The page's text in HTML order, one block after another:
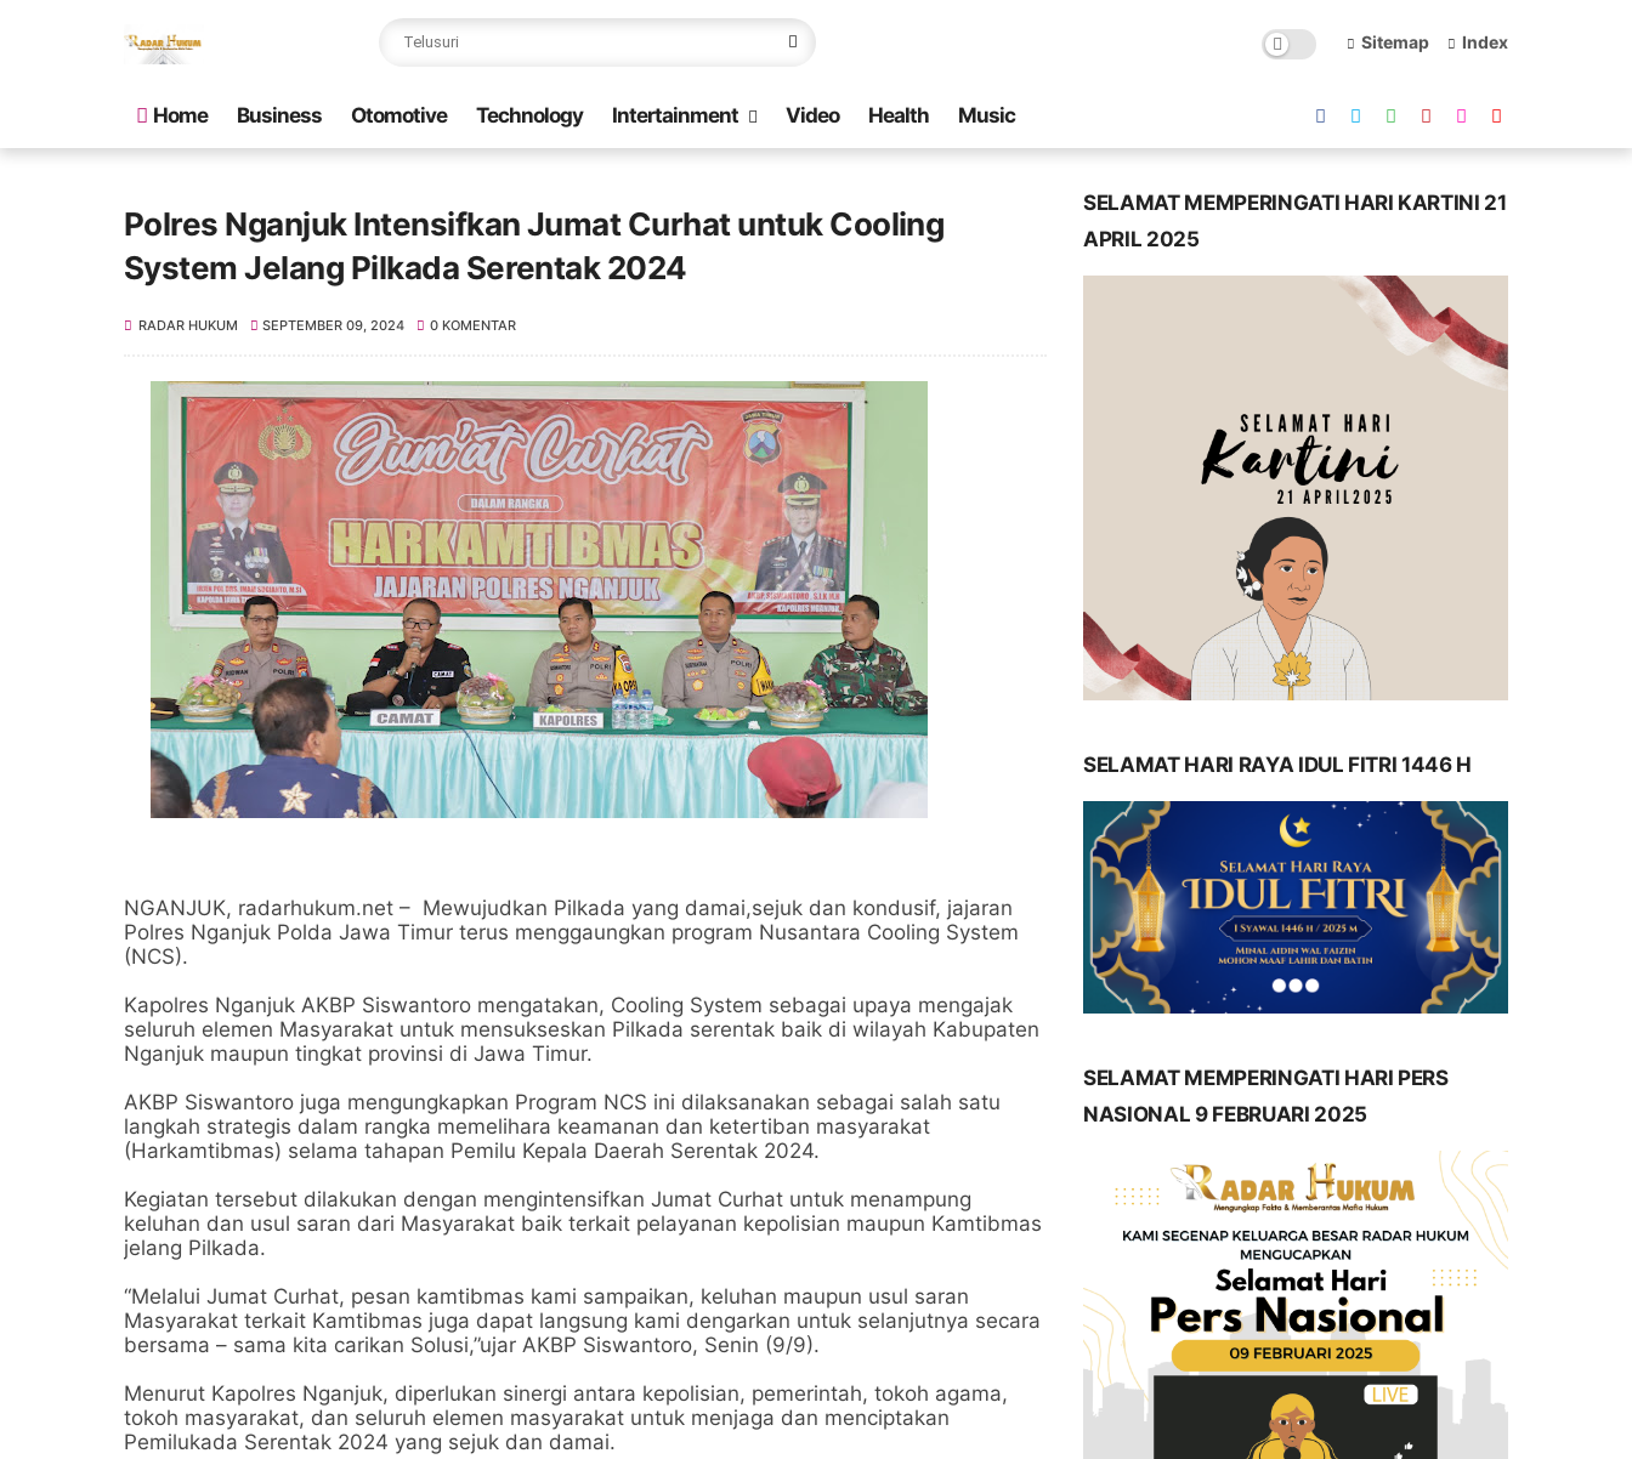
Sitemap Index
Home Business Otomotive Technology Intertainment Video Health Music
Polres Nganjuk Intensifkan Jumat Curhat untuk Cooling
System Jelang Pilkada Serentak 2024
RADAR HUKUM SEPTEMBER 09, 2024 0 KOMENTAR
NGANJUK, radarhukum.net – Mewujudkan Pilkada yang damai,sejuk dan kondusif, jajaran
Polres Nganjuk Polda Jawa Timur terus menggaungkan program Nusantara Cooling System
(NCS).
Kapolres Nganjuk AKBP Siswantoro mengatakan, Cooling System sebagai upaya mengajak
seluruh elemen Masyarakat untuk mensukseskan Pilkada serentak baik di wilayah Kabupaten
Nganjuk maupun tingkat provinsi di Jawa Timur.
AKBP Siswantoro juga mengungkapkan Program NCS ini dilaksanakan sebagai salah satu
langkah strategis dalam rangka memelihara keamanan dan ketertiban masyarakat
(Harkamtibmas) selama tahapan Pemilu Kepala Daerah Serentak 2024.
Kegiatan tersebut dilakukan dengan mengintensifkan Jumat Curhat untuk menampung
keluhan dan usul saran dari Masyarakat baik terkait pelayanan kepolisian maupun Kamtibmas
jelang Pilkada.
“Melalui Jumat Curhat, pesan kamtibmas kami sampaikan, keluhan maupun usul saran
Masyarakat terkait Kamtibmas juga dapat langsung kami dengarkan untuk selanjutnya secara
bersama – sama kita carikan Solusi,”ujar AKBP Siswantoro, Senin (9/9).
Menurut Kapolres Nganjuk, diperlukan sinergi antara kepolisian, pemerintah, tokoh agama,
tokoh masyarakat, dan seluruh elemen masyarakat untuk menjaga dan menciptakan
Pemilukada Serentak 2024 yang sejuk dan damai.
SELAMAT MEMPERINGATI HARI KARTINI 21
APRIL 2025
SELAMAT HARI RAYA IDUL FITRI 1446 H
SELAMAT MEMPERINGATI HARI PERS
NASIONAL 9 FEBRUARI 2025